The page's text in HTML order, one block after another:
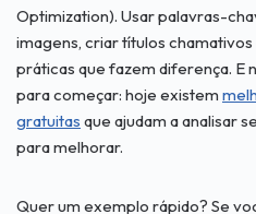
Optimization). Usar palavras-
imagens, criar títulos
práticas que fazem diferença. E
para começar: hoje existem
gratuitas que ajudam a analisar
para melhorar.
Quer um exemplo rápido? Se